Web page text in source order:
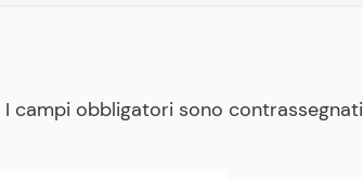
I campi obbligatori sono contrassegnati